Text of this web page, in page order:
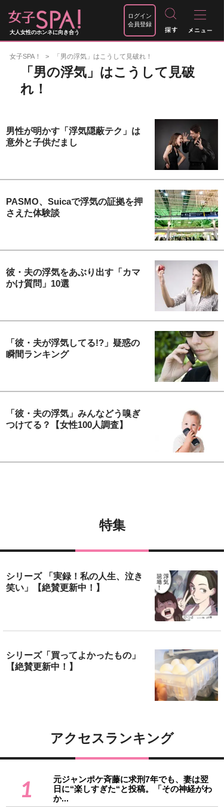
大人女性のホンネに向き合う
ログイン
会員登録
女子SPA！ 「男の浮気」はこうして見破れ！
「男の浮気」はこうして見破
れ！
男性が明かす「浮気隠蔽テク」は
意外と子供だまし
PASMO、Suicaで浮気の証拠を押
さえた体験談
彼・夫の浮気をあぶり出す「カマ
かけ質問」10選
「彼・夫が浮気してる!?」疑惑の
瞬間ランキング
「彼・夫の浮気」みんなどう嗅ぎ
つけてる？【女性100人調査】
特集
シリーズ 「実録！私の人生、泣き
笑い」【絶賛更新中！】
シリーズ「買ってよかったもの」
【絶賛更新中！】
アクセスランキング
1
元ジャンポケ斉藤に求刑7年でも、妻は翌
日に“楽しすぎた“と投稿。「その神経がわ
か...